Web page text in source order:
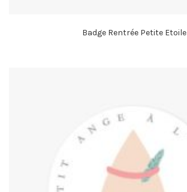
Badge Rentrée Petite Etoile